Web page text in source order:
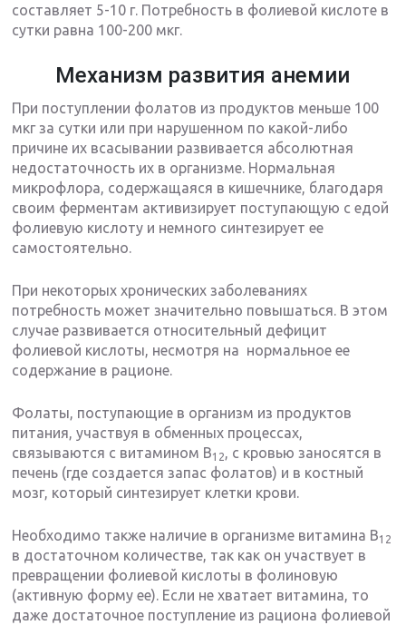
составляет 5-10 г. Потребность в фолиевой кислоте в
сутки равна 100-200 мкг.
Механизм развития анемии
При поступлении фолатов из продуктов меньше 100
мкг за сутки или при нарушенном по какой-либо
причине их всасывании развивается абсолютная
недостаточность их в организме. Нормальная
микрофлора, содержащаяся в кишечнике, благодаря
своим ферментам активизирует поступающую с едой
фолиевую кислоту и немного синтезирует ее
самостоятельно.
При некоторых хронических заболеваниях
потребность может значительно повышаться. В этом
случае развивается относительный дефицит
фолиевой кислоты, несмотря на нормальное ее
содержание в рационе.
Фолаты, поступающие в организм из продуктов
питания, участвуя в обменных процессах,
связываются с витамином В12, с кровью заносятся в
печень (где создается запас фолатов) и в костный
мозг, который синтезирует клетки крови.
Необходимо также наличие в организме витамина В12
в достаточном количестве, так как он участвует в
превращении фолиевой кислоты в фолиновую
(активную форму ее). Если не хватает витамина, то
даже достаточное поступление из рациона фолиевой